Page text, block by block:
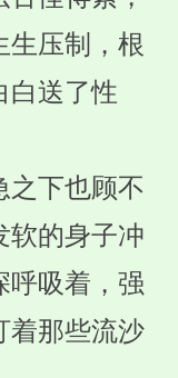
生压制，根
白送了性
下也顾不
软的身子冲
呼吸着，强
着那些流沙